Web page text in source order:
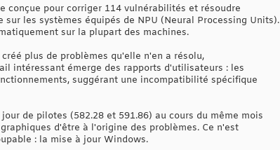
conçue pour corriger 114 vulnérabilités et résoudre
les systèmes équipés de NPU (Neural Processing Units).
sur la plupart des machines.
plus de problèmes qu'elle n'en a résolu,
intéressant émerge des rapports d'utilisateurs : les
suggérant une incompatibilité spécifique
de pilotes (582.28 et 591.86) au cours du même mois
d'être à l'origine des problèmes. Ce n'est
: la mise à jour Windows.